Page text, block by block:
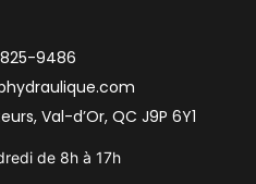
825-9486
Val-d’Or, QC J9P 6Y1
de 8h à 17h